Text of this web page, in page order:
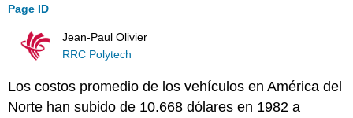
Page ID
Jean-Paul Olivier
RRC Polytech
Los costos promedio de los vehículos en América del
Norte han subido de 10.668 dólares en 1982 a